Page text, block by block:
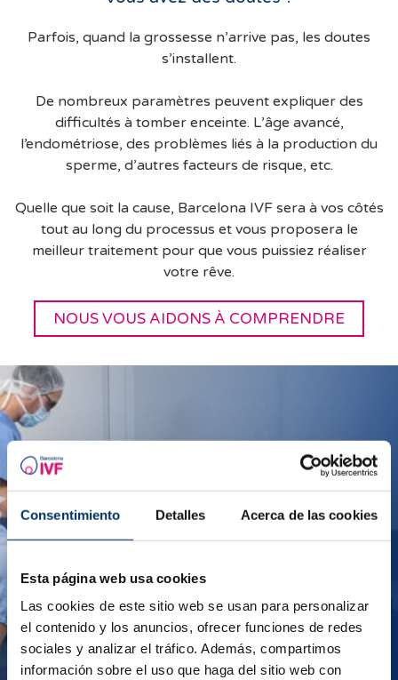
Consentimiento Detalles Acerca de las cookies
Esta página web usa cookies
Las cookies de este sitio web se usan para personalizar
el contenido y los anuncios, ofrecer funciones de redes
sociales y analizar el tráfico. Además, compartimos
información sobre el uso que haga del sitio web con
Parfois, quand la grossesse n’arrive pas, les doutes
s’installent.
De nombreux paramètres peuvent expliquer des
difficultés à tomber enceinte. L’âge avancé,
l’endométriose, des problèmes liés à la production du
sperme, d’autres facteurs de risque, etc.
Quelle que soit la cause, Barcelona IVF sera à vos côtés
tout au long du processus et vous proposera le
meilleur traitement pour que vous puissiez réaliser
votre rêve.
NOUS VOUS AIDONS À COMPRENDRE
Rejoignez notre équipe !
et proche de nos patientes, par le
professionnalisme de nos traitements et par notre
Faites-nous parvenir votre CV si vous souhaitez
vous former avec nous et aider de nombreuses
femmes à réaliser leurs rêves.
FAITES-NOUS PARVENIR VOTRE CV